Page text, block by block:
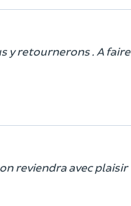
y retournerons . A faire
reviendra avec plaisir